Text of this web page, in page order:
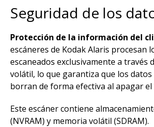
Seguridad de los
Protección de la información del
escáneres de Kodak Alaris procesan
escaneados exclusivamente a través
volátil, lo que garantiza que los datos
borran de forma efectiva al apagar
Este escáner contiene
(NVRAM) y memoria volátil (SDRAM).